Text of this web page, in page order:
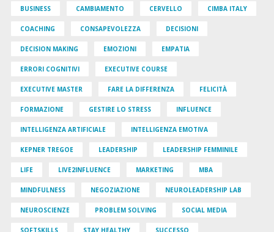
BUSINESS CAMBIAMENTO CERVELLO CIMBA ITALY
COACHING CONSAPEVOLEZZA DECISIONI
DECISION MAKING EMOZIONI EMPATIA
ERRORI COGNITIVI EXECUTIVE COURSE
EXECUTIVE MASTER FARE LA DIFFERENZA FELICITÀ
FORMAZIONE GESTIRE LO STRESS INFLUENCE
INTELLIGENZA ARTIFICIALE INTELLIGENZA EMOTIVA
KEPNER TREGOE LEADERSHIP LEADERSHIP FEMMINILE
LIFE LIVE2INFLUENCE MARKETING MBA
MINDFULNESS NEGOZIAZIONE NEUROLEADERSHIP LAB
NEUROSCIENZE PROBLEM SOLVING SOCIAL MEDIA